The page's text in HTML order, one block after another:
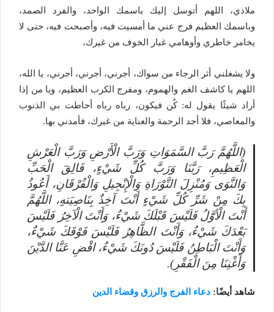
ملاذي، اللهم أتوسل إليك باسمك الواحد، والفرد الصمد،
وباسمك العظيم فرج عني ما أمسيت فيه، وأصبحت فيه، حتى لا
يخامر خاطري وأوهامي غبار الخوف من غيرك،
ولا يشغلني أثر الرجاء من سواك، أجرني، أجرني، أجرني، يا الله،
اللهم يا كاشف الغم والهموم، ومفرج الكرب العظيم، ويا من إذا
أراد شيئًا يقول له: كُن فيكون، رباه رباه أحاطت بي الذنوب
والمعاصي، فلا أجد الرحمة والعناية من غيرك، فأمدني بها.
(اللَّهُمَّ رَبَّ السَّمَوَاتِ وَرَبَّ الْأَرْضِ وَرَبَّ الْعَرْشِ
الْعَظِيمِ، رَبَّنَا وَرَبَّ كُلِّ شَيْءٍ، فَالِقَ الْحَبِّ
وَالنَّوَى وَمُنْزِلَ التَّوْرَاةِ وَالْإِنْجِيلِ وَالْفُرْقَانِ، أَعُوذُ
بِكَ مِنْ شَرِّ كُلِّ شَيْءٍ أَنْتَ آخِذٌ بِنَاصِيَتهِِ، اللَّهُمَّ
أَنْتَ الْأوََّلُ فَلَيْسَ قَبْلَكَ شَيْءٌ، وَأَنْتَ الْآخِرُ فَلَيْسَ
بَعْدَكَ شَيْءٌ، وَأَنْتَ الظَّاهِرُ فَلَيْسَ فَوْقَكَ شَيْءٌ،
وَأَنْتَ الْبَاطِنُ فَلَيْسَ دُونَكَ شَيْءٌ، اقْضِ عَنَّا الدَّيْنَ
وَأَغْنِنَا مِنَ الْفَقْرِ).
شاهد أيضًا: دعاء الفرج والرزق وقضاء الدين